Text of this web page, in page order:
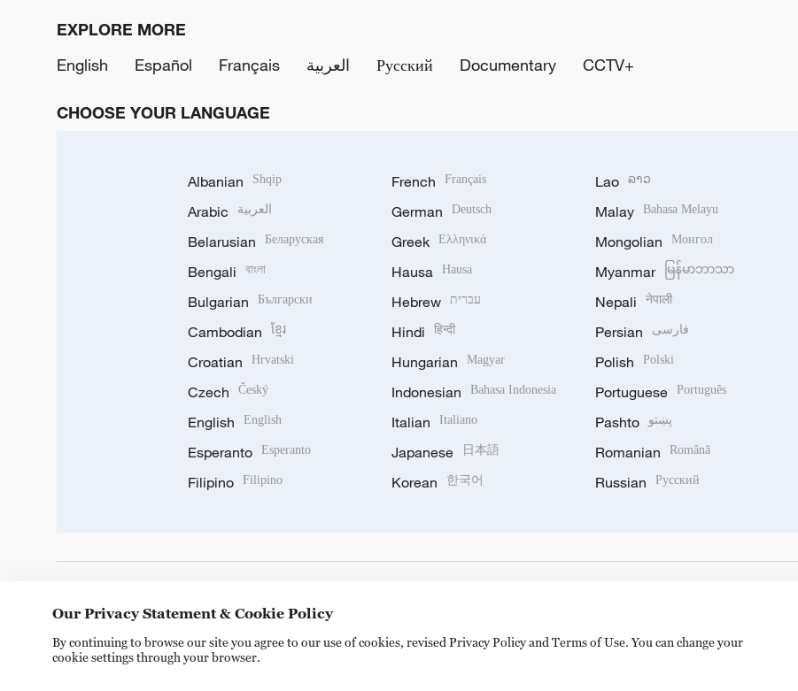
EXPLORE MORE
English
Español Français العربية Русский Documentary CCTV+
CHOOSE YOUR LANGUAGE
Albanian Shqip
Arabic العربية
Belarusian Беларуская
Bengali বাংলা
Bulgarian Български
Cambodian ខ្មែរ
Croatian Hrvatski
Czech Český
English English
Esperanto Esperanto
Filipino Filipino
French Français
German Deutsch
Greek Ελληνικά
Hausa Hausa
Hebrew עברית
Hindi हिन्दी
Hungarian Magyar
Indonesian Bahasa Indonesia
Italian Italiano
Japanese 日本語
Korean 한국어
Lao ລາວ
Malay Bahasa Melayu
Mongolian Монгол
Myanmar မြန်မာဘာသာ
Nepali नेपाली
Persian فارسی
Polish Polski
Portuguese Português
Pashto پښتو
Romanian Română
Russian Русский
Our Privacy Statement & Cookie Policy
By continuing to browse our site you agree to our use of cookies, revised Privacy Policy and Terms of Use. You can change your
cookie settings through your browser.